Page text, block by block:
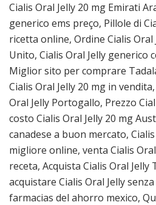
Cialis Oral Jelly 20 mg Emirati
generico ems preço, Pillole di
ricetta online, Ordine Cialis Oral
Unito, Cialis Oral Jelly generico
Miglior sito per comprare
Cialis Oral Jelly 20 mg in
Oral Jelly Portogallo, Prezzo
costo Cialis Oral Jelly 20 mg
canadese a buon mercato,
migliore online, venta Cialis
receta, Acquista Cialis Oral Jelly
acquistare Cialis Oral Jelly
farmacias del ahorro mexico,